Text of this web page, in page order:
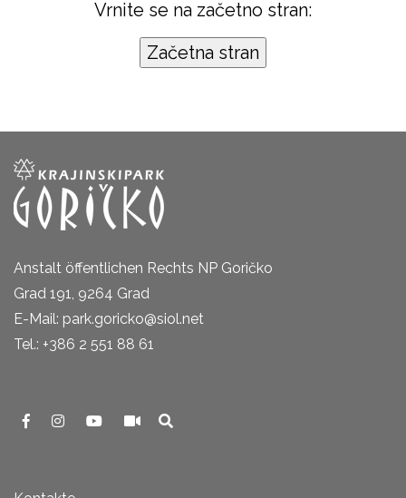
Vrnite se na začetno stran:
Anstalt öffentlichen Rechts NP Goričko
Grad 191, 9264 Grad
E-Mail: park.goricko@siol.net
Tel.: +386 2 551 88 61